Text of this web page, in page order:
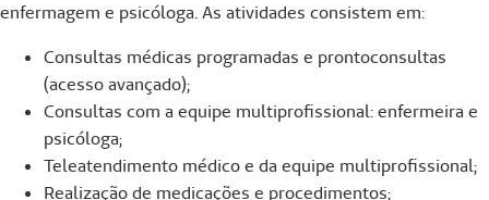
enfermagem e psicóloga. As atividades consistem em:
Consultas médicas programadas e prontoconsultas
(acesso avançado);
Consultas com a equipe multiprofissional: enfermeira e
psicóloga;
Teleatendimento médico e da equipe multiprofissional;
Realização de medicações e procedimentos;